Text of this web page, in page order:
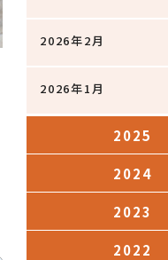
2026年2月
2026年1月
2025
2024
2023
2022